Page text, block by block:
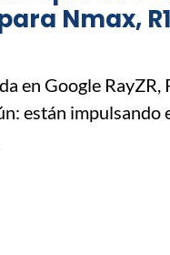
Nmax,
en Google RayZR,
están impulsando